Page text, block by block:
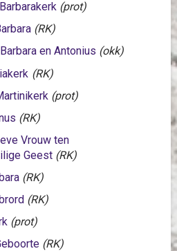
(prot)
(RK)
en Antonius (okk)
(RK)
(prot)
(RK)
Vrouw ten
Geest(RK)
(RK)
(RK)
(prot)
(RK)